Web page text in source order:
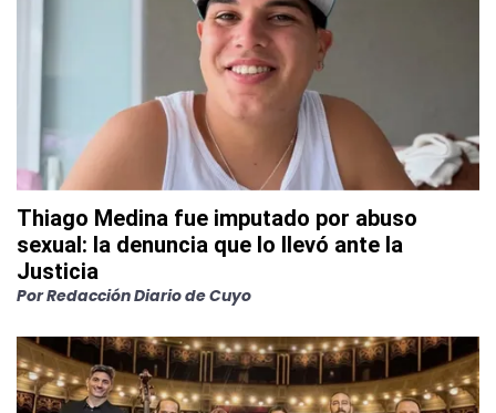
Thiago Medina fue imputado por abuso
sexual: la denuncia que lo llevó ante la
Justicia
PorRedacción Diario de Cuyo